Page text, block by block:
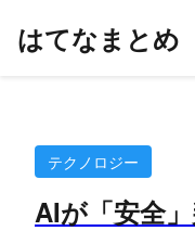
はてなまとめ
テクノロジー
AIが「安全